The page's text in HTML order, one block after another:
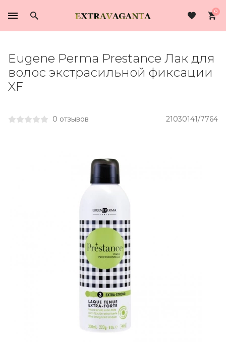
0
Eugene Perma Prestance Лак для
волос экстрасильной фиксации
XF
0 отзывов 21030141/7764